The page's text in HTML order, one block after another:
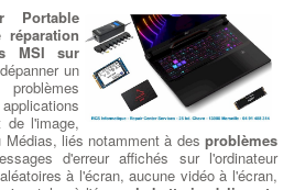
Portable
réparation
MSI sur
un
l'image,
liés notamment à des problèmes
d'erreur affichés sur l'ordinateur
à l'écran, aucune vidéo à l'écran,